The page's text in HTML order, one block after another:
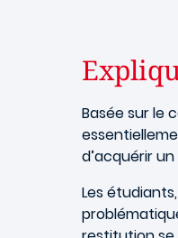
Basée sur le
d’acquérir
Les